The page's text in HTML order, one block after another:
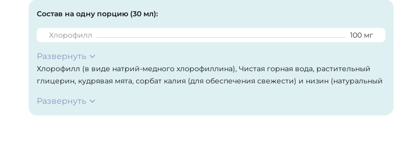
Состав на одну порцию (30 мл):
Хлорофилл 100 мг
Развернуть
Хлорофилл (в виде натрий-медного хлорофиллина), Чистая горная вода, растительный
глицерин, кудрявая мята, сорбат калия (для обеспечения свежести) и низин (натуральный
продуктов.
Развернуть